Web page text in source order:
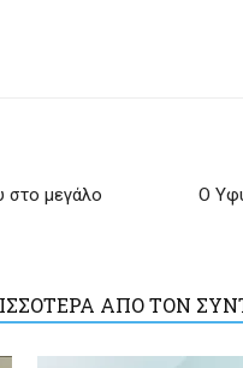
στο μεγάλο
Ο
ΑΠΟ ΤΟΝ